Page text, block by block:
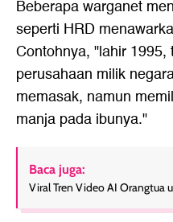
Beberapa warganet
seperti HRD
Contohnya, "lahir
perusahaan milik
memasak, namun
manja pada ibunya."
Baca juga:
Viral Tren Video AI Orangtua